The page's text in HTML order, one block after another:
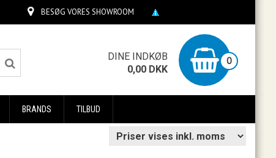
BESØG VORES SHOWROOM
DINE INDKØB 0
0,00 DKK
BRANDS TILBUD